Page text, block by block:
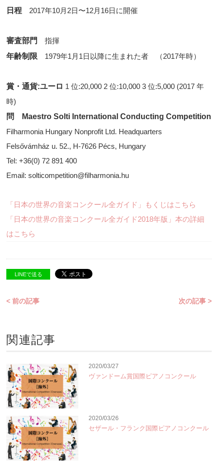
日程 2017年10月2日〜12月16日に開催
審査部門
指揮
年齢制限 1979年1月1日以降に生まれた者 （2017年時）
賞・通貨:ユーロ 1 位:20,000 2 位:10,000 3 位:5,000 (2017 年
時)
問 Maestro Solti International Conducting Competition
Filharmonia Hungary Nonprofit Ltd. Headquarters
Felsővámház u. 52., H-7626 Pécs, Hungary
Tel: +36(0) 72 891 400
Email: solticompetition@filharmonia.hu
「日本の世界の音楽コンクール全ガイド」もくじはこちら
「日本の世界の音楽コンクール全ガイド2018年版」本の詳細
はこちら
LINEで送る
< 前の記事 次の記事 >
関連記事
2020/03/27
ヴァンドーム賞国際ピアノコンクール
2020/03/26
セザール・フランク国際ピアノコンクール